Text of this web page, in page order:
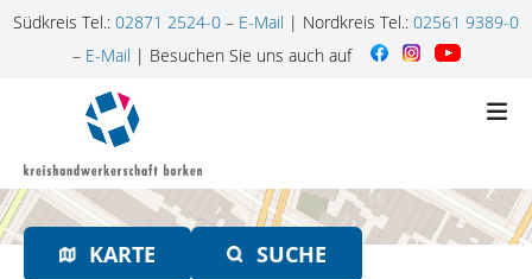
Südkreis Tel.: 02871 2524-0 – E-Mail | Nordkreis Tel.: 02561 9389-0
– E-Mail | Besuchen Sie uns auch auf
n
h
KARTE SUCHE